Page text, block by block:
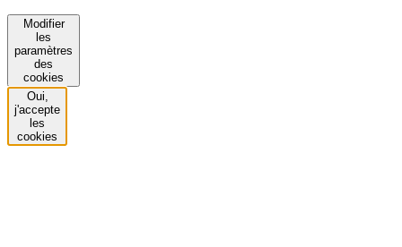
Modifier
les
paramètres
des
cookies
Oui,
j'accepte
les
cookies